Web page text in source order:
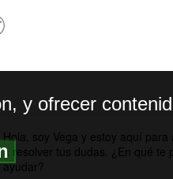
DE PRIVACIDAD
y ofrecer